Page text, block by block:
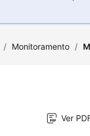
/ Monitoramento /
Ver